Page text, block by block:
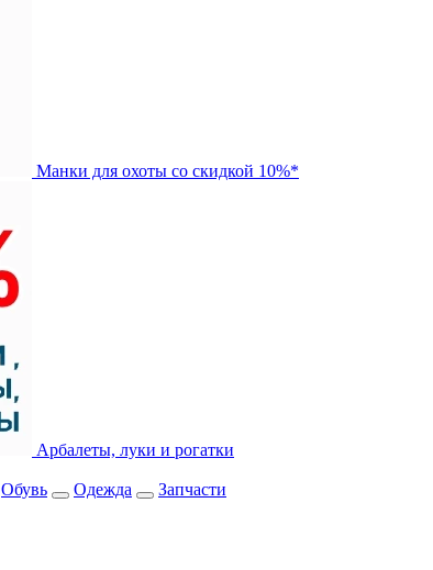
Манки для охоты со скидкой 10%*
Арбалеты, луки и рогатки
Обувь Одежда Запчасти